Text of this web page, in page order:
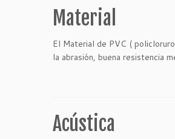
Material
El Material de PVC (
la abrasión, buena resistencia
Acústica